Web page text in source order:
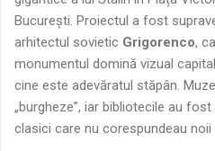
București. Proiectul a fost
arhitectul sovietic Grigorenco,
monumentul domină vizual
cine este adevăratul stăpân.
„burgheze”, iar bibliotecile au
clasici care nu corespundeau noii